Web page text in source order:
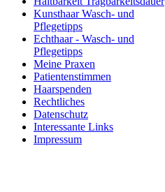
Kunsthaar Wasch- und
Pflegetipps
Echthaar - Wasch- und
Pflegetipps
Meine Praxen
Patientenstimmen
Haarspenden
Rechtliches
Datenschutz
Interessante Links
Impressum